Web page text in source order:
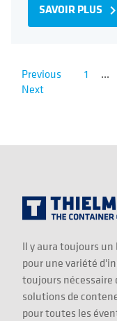
SAVOIR PLUS navigate_next
Previous 1 ...
Next
Il y aura toujours
pour une variété
toujours nécessaire
solutions de
pour toutes les